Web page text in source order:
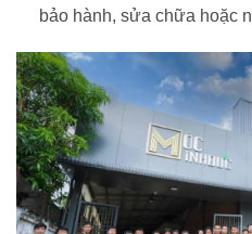
bảo hành, sửa chữa hoặc